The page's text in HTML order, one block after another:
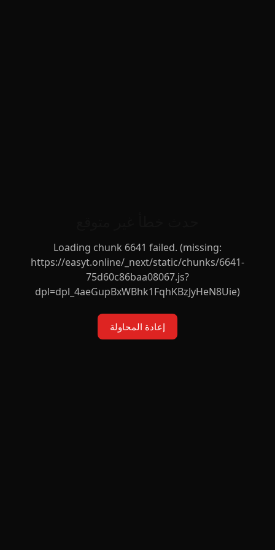
Loading chunk 6641 failed. (missing:
https://easyt.online/_next/static/chunks/6641-
75d60c86baa08067.js?
dpl=dpl_4aeGupBxWBhk1FqhKBzJyHeN8Uie)
إعادة المحاولة